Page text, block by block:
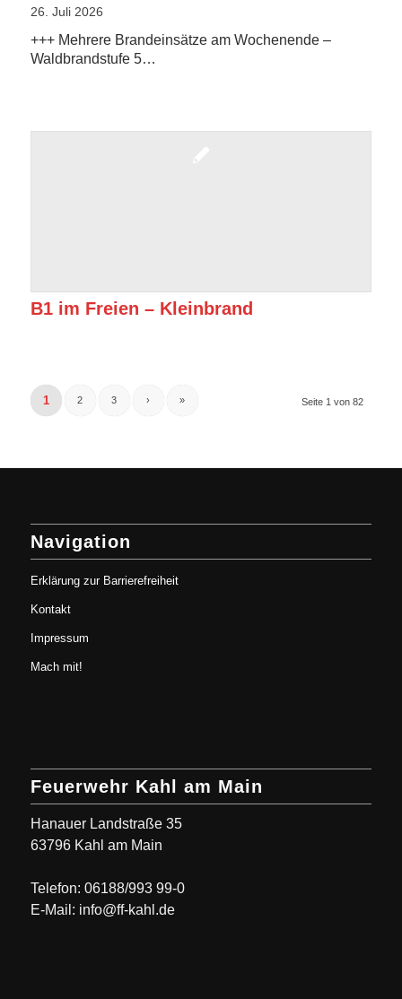
26. Juli 2026
+++ Mehrere Brandeinsätze am Wochenende –
Waldbrandstufe 5…
B1 im Freien – Kleinbrand
Seite 1 von 82
1 2 3 › »
Navigation
Erklärung zur Barrierefreiheit
Kontakt
Impressum
Mach mit!
Feuerwehr Kahl am Main
Hanauer Landstraße 35
63796 Kahl am Main
Telefon: 06188/993 99-0
E-Mail: info@ff-kahl.de